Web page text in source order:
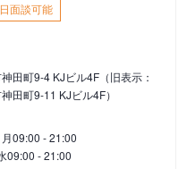
面談可能
田町9-4 KJビル4F（旧表示：
田町9-11 KJビル4F）
月09:00 - 21:00
09:00 - 21:00